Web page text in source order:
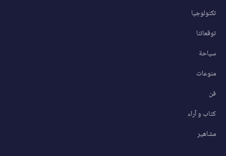
تكنولوجيا
توقعاتنا
سياحة
منوعات
فن
كتاب و آراء
مشاهير